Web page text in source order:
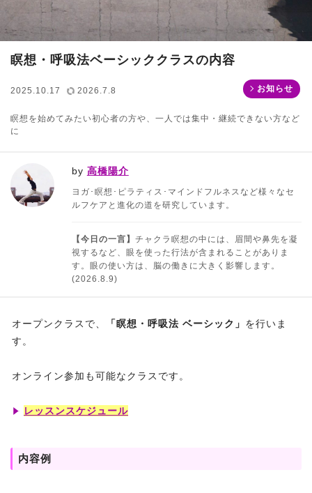
瞑想・呼吸法ベーシッククラスの内容
2025.10.17 2026.7.8 お知らせ
瞑想を始めてみたい初心者の方や、一人では集中・継続できない方など
に
by 高橋陽介
ヨガ･瞑想･ピラティス･マインドフルネスなど様々なセ
ルフケアと進化の道を研究しています。
【今日の一言】 チャクラ瞑想の中には、眉間や鼻先を凝
視するなど、眼を使った行法が含まれることがありま
す。眼の使い方は、脳の働きに大きく影響します。
(2026.8.9)
オープンクラスで、 「瞑想・呼吸法 ベーシック」 を行いま
す。
オンライン参加も可能なクラスです。
レッスンスケジュール
内容例